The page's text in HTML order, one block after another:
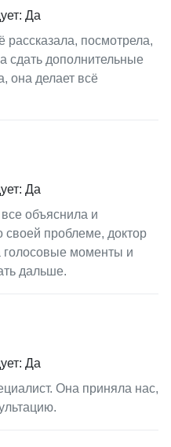
Да
посмотрела,
сдать дополнительные
она делает всё
Да
объяснила и
своей проблеме, доктор
голосовые моменты и
дальше.
Да
Она приняла нас,